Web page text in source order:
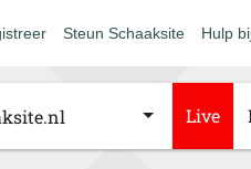
Steun Schaaksite Hulp
Live